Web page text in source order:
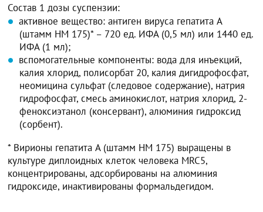
Состав 1 дозы суспензии:
активное вещество: антиген вируса гепатита A
(штамм HM 175)* – 720 ед. ИФА (0,5 мл) или 1440 ед.
ИФА (1 мл);
вспомогательные компоненты: вода для инъекций,
калия хлорид, полисорбат 20, калия дигидрофосфат,
неомицина сульфат (следовое содержание), натрия
гидрофосфат, смесь аминокислот, натрия хлорид, 2-
феноксиэтанол (консервант), алюминия гидроксид
(сорбент).
* Вирионы гепатита A (штамм HM 175) выращены в
культуре диплоидных клеток человека MRC5,
концентрированы, адсорбированы на алюминия
гидроксиде, инактивированы формальдегидом.